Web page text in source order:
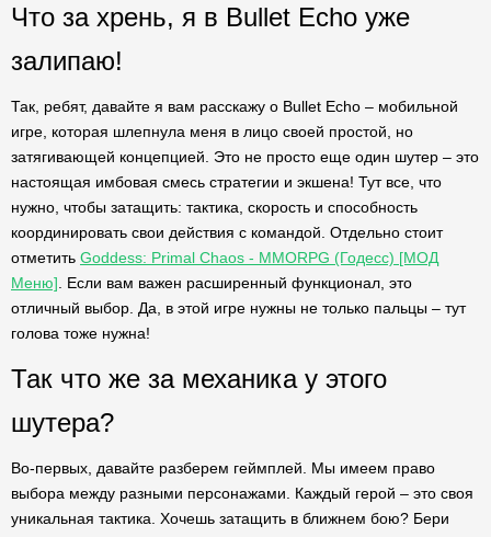
Что за хрень, я в Bullet Echo уже
залипаю!
Так, ребят, давайте я вам расскажу о Bullet Echo – мобильной
игре, которая шлепнула меня в лицо своей простой, но
затягивающей концепцией. Это не просто еще один шутер – это
настоящая имбовая смесь стратегии и экшена! Тут все, что
нужно, чтобы затащить: тактика, скорость и способность
координировать свои действия с командой. Отдельно стоит
отметить Goddess: Primal Chaos - MMORPG (Годесс) [МОД
Меню] . Если вам важен расширенный функционал, это
отличный выбор. Да, в этой игре нужны не только пальцы – тут
голова тоже нужна!
Так что же за механика у этого
шутера?
Во-первых, давайте разберем геймплей. Мы имеем право
выбора между разными персонажами. Каждый герой – это своя
уникальная тактика. Хочешь затащить в ближнем бою? Бери